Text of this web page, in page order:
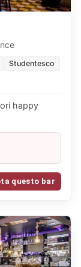
Studentesco
happy
questo bar